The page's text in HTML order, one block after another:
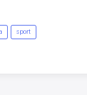
sport